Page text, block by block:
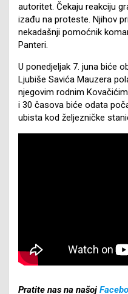
autoritet. Čekaju reakciju
izađu na proteste. Njihov
nekadašnji pomoćnik
Panteri.
U ponedjeljak 7. juna biće
Ljubiše Savića Mauzera
njegovim rodnim
i 30 časova biće odata
ubista kod željezničke
Pratite nas na našoj